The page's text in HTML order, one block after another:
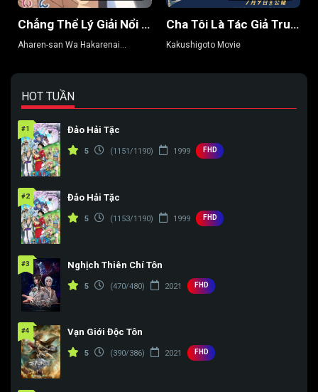
Chẳng Thể Lý Giải Nổi Aharen-san (Phần 2)
Aharen-san Wa Hakarenai
Cha Tôi Là Tác Giả Truyện Tranh Thô Tục
Kakushigoto Movie
HOT TUẦN
#1 Đảo Hải Tặc
5 (1151/1190) 1999 FHD
#2 Đảo Hải Tặc
5 (1153/1190) 1999 FHD
#3 Nghịch Thiên Chí Tôn
5 (470/480) 2021 FHD
#4 Vạn Giới Độc Tôn
5 (390/386) 2021 FHD